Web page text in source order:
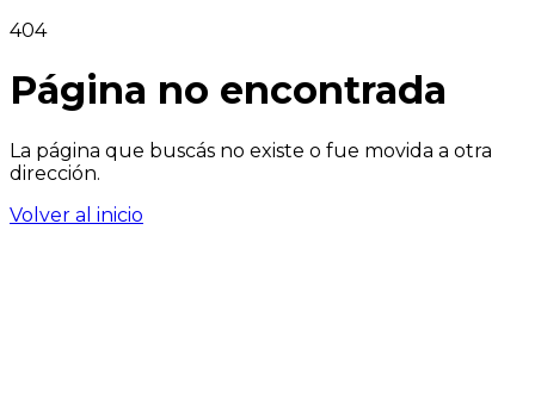
404
Página no encontrada
La página que buscás no existe o fue movida a otra
dirección.
Volver al inicio